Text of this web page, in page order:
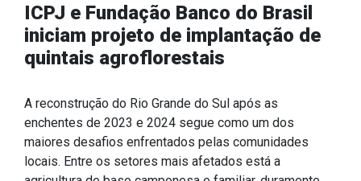
Obras
Saúde
Serviços
IPTU 2026
Nota Fiscal Eletrônica
ICPJ e Fundação Banco do Brasil
iniciam projeto de implantação de
quintais agroflorestais
A reconstrução do Rio Grande do Sul após as
enchentes de 2023 e 2024 segue como um dos
maiores desafios enfrentados pelas comunidades
locais. Entre os setores mais afetados está a